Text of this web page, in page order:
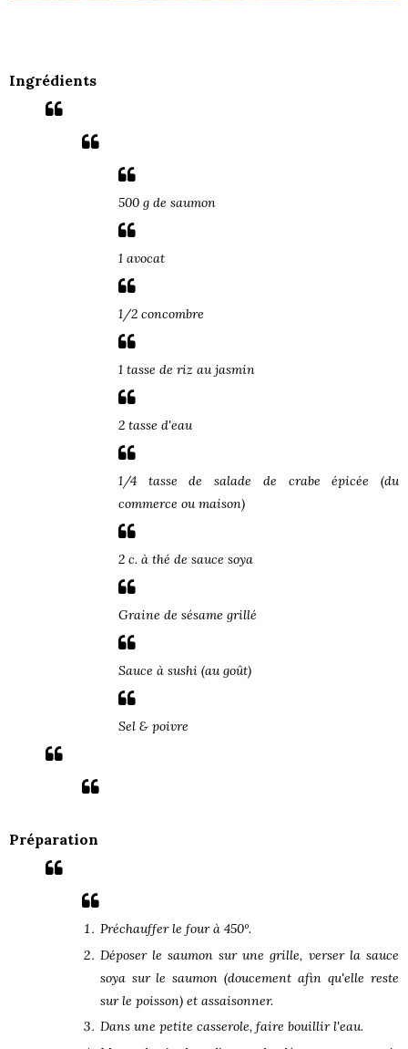
Ingrédients
500 g de saumon
1 avocat
1/2 concombre
1 tasse de riz au jasmin
2 tasse d'eau
1/4 tasse de salade de crabe épicée (du
commerce ou maison)
2 c. à thé de sauce soya
Graine de sésame grillé
Sauce à sushi (au goût)
Sel & poivre
Préparation
Préchauffer le four à 450°.
Déposer le saumon sur une grille, verser la sauce
soya sur le saumon (doucement afin qu'elle reste
sur le poisson) et assaisonner.
Dans une petite casserole, faire bouillir l'eau.